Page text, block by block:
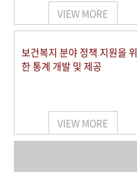
VIEW MORE
보건복지 분야 정책 지원을 위
한 통계 개발 및 제공
VIEW MORE